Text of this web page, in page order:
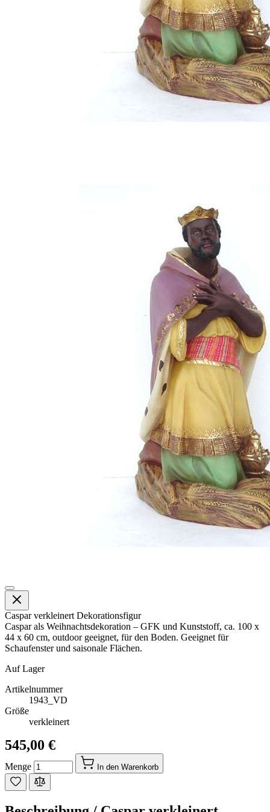
Caspar verkleinert Dekorationsfigur
Caspar als Weihnachtsdekoration – GFK und Kunststoff, ca. 100 x
44 x 60 cm, outdoor geeignet, für den Boden. Geeignet für
Schaufenster und saisonale Flächen.
Auf Lager
Artikelnummer
1943_VD
Größe
verkleinert
545,00 €
Menge In den Warenkorb